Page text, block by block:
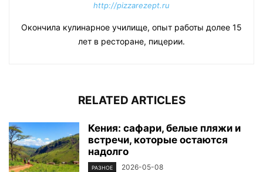
http://pizzarezept.ru
Окончила кулинарное училище, опыт работы долее 15
лет в ресторане, пицерии.
RELATED ARTICLES
Кения: сафари, белые пляжи и
встречи, которые остаются
надолго
РАЗНОЕ 2026-05-08